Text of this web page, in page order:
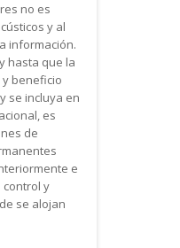
no es
y al
información.
hasta que la
beneficio
se incluya en
es
de
e
control y
se alojan